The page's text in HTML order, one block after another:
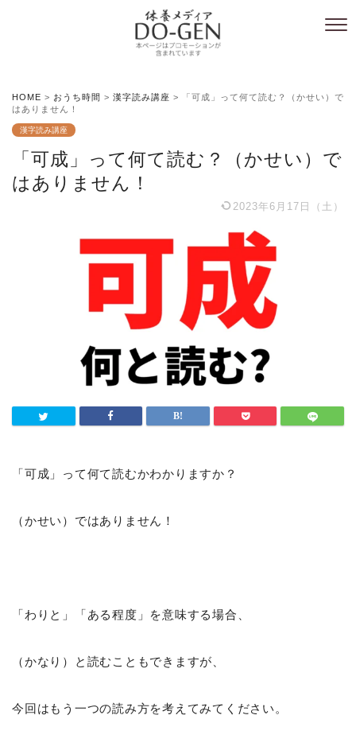
HOME > おうち時間 > 漢字読み講座 >
「可成」って何て読む？（かせい）で
はありません！
漢字読み講座
「可成」って何て読む？（かせい）で
はありません！
2023年6月17日（土）
「可成」って何て読むかわかりますか？
（かせい）ではありません！
「わりと」「ある程度」を意味する場合、
（かなり）と読むこともできますが、
今回はもう一つの読み方を考えてみてください。